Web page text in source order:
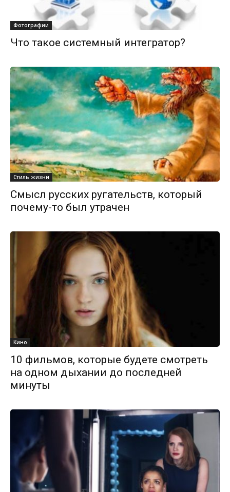
Фотографии
Что такое системный интегратор?
Стиль жизни
Смысл русских ругательств, который
почему-то был утрачен
Кино
10 фильмов, которые будете смотреть
на одном дыхании до последней
минуты